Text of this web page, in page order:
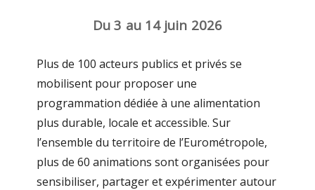
Du 3 au 14 juin 2026
Plus de 100 acteurs publics et privés se
mobilisent pour proposer une
programmation dédiée à une alimentation
plus durable, locale et accessible. Sur
l’ensemble du territoire de l’Eurométropole,
plus de 60 animations sont organisées pour
sensibiliser, partager et expérimenter autour